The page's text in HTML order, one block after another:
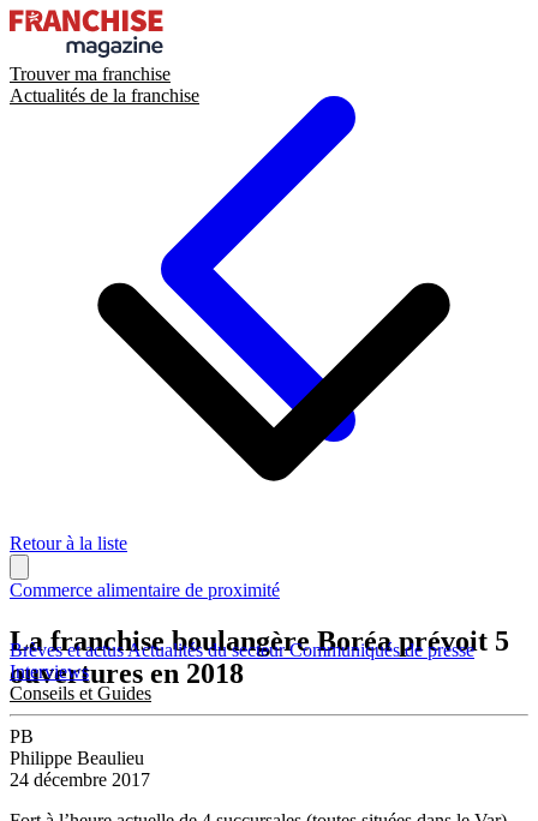
Trouver ma franchise
Actualités de la franchise
Brèves et actusActualités du secteurCommuniqués de presse
Interviews
Conseils et Guides
Retour à la liste
Commerce alimentaire de proximité
La franchise boulangère Boréa prévoit 5
ouvertures en 2018
PB
Philippe Beaulieu
24 décembre 2017